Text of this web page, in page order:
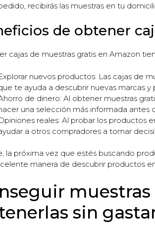
recibirás las muestras en tu
de obtener
cajas de muestras gratis en Amazon
nuevos productos: Las cajas de
te ayuda a descubrir nuevas marcas y
de dinero: Al obtener muestras
una selección más informada antes
reales: Al probar los productos
a otros compradores a tomar
la próxima vez que estés buscando
manera de descubrir productos
sin